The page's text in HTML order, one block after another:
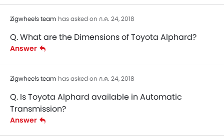
Zigwheels team has asked on ก.ค. 24, 2018
Q. What are the Dimensions of Toyota Alphard?
Answer
Zigwheels team has asked on ก.ค. 24, 2018
Q. Is Toyota Alphard available in Automatic
Transmission?
Answer